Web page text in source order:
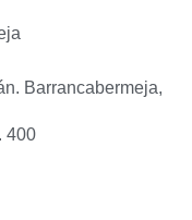
Barrancabermeja,
400